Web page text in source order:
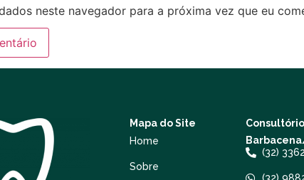
neste navegador para a próxima vez que eu
Mapa do Site
Home
Sobre
(32)
(32)